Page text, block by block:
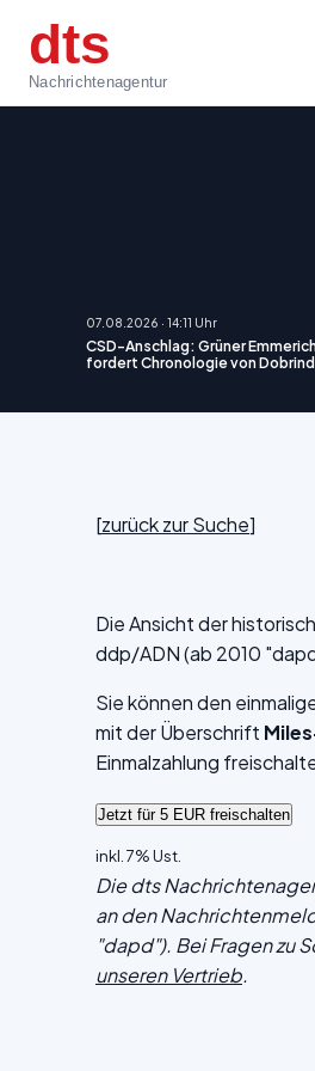
dts
Nachrichtenagentur
07.08.2026 · 14:11 Uhr
CSD-Anschlag: Grüner
fordert Chronologie von
[zurück zur Suche]
Die Ansicht der
ddp/ADN (ab 2010
Sie können den
mit der Überschrift
Einmalzahlung
inkl. 7% Ust.
Die dts
an den
"dapd"). Bei Fragen zu
unseren Vertrieb.